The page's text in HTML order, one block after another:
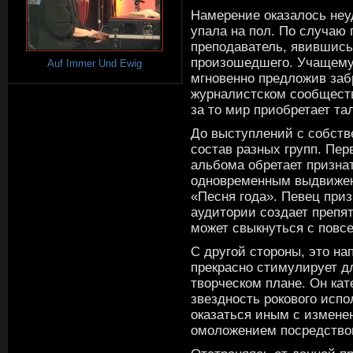
Auf Immer Und Ewig
Намерение оказалось
упала на пол. По случаю
преподаватель,
произошедшего.
мгновенно предложив
журналистском
за то мир приобретает
До выступлений с
состав разных групп.
альбома обретает
одновременным
«Песня года». Певец
аудитории создает
может свыкнуться с
С другой стороны, это
прекрасно стимулирует
творческом плане. Он
звездность рокового
оказаться иным с
омоложением